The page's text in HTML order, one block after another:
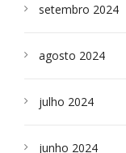
setembro 2024
agosto 2024
julho 2024
junho 2024